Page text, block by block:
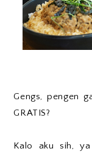
Gengs, pengen
GRATIS?
Kalo aku sih,